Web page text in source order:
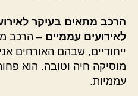
הרכב מתאים בעיקר
לאירועים עממיים – הרכב
ייחודיים, שבהם האורחים
מוסיקה חיה וטובה. הוא
עממיות.